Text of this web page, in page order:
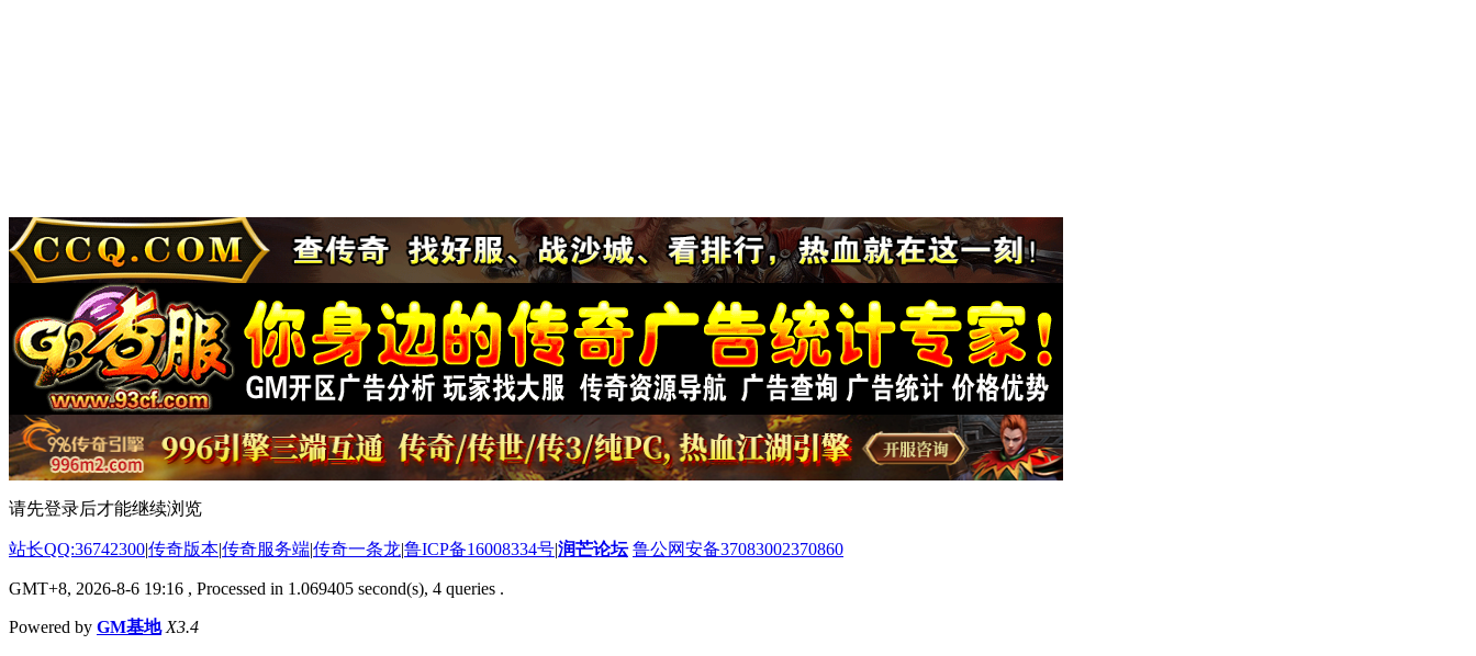
请先登录后才能继续浏览
站长QQ:36742300|传奇版本|传奇服务端|传奇一条龙|鲁ICP备16008334号|润芒论坛 鲁公网安备37083002370860
GMT+8, 2026-8-6 19:16 , Processed in 1.069405 second(s), 4 queries .
Powered by GM基地 X3.4